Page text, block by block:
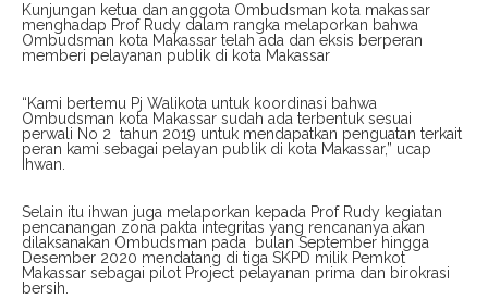
Kunjungan ketua dan anggota Ombudsman kota makassar
menghadap Prof Rudy dalam rangka melaporkan bahwa
Ombudsman kota Makassar telah ada dan eksis berperan
memberi pelayanan publik di kota Makassar
“Kami bertemu Pj Walikota untuk koordinasi bahwa
Ombudsman kota Makassar sudah ada terbentuk sesuai
perwali No 2 tahun 2019 untuk mendapatkan penguatan terkait
peran kami sebagai pelayan publik di kota Makassar,” ucap
Ihwan.
Selain itu ihwan juga melaporkan kepada Prof Rudy kegiatan
pencanangan zona pakta integritas yang rencananya akan
dilaksanakan Ombudsman pada
bulan September hingga
Desember 2020 mendatang di tiga SKPD milik Pemkot
Makassar sebagai pilot Project pelayanan prima dan birokrasi
bersih.